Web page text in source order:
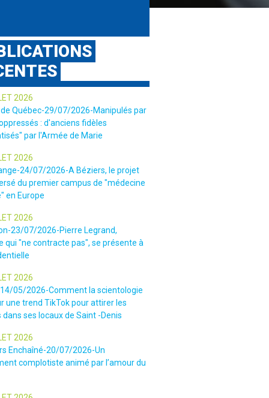
2026
Québec-29/07/2026-Manipulés par
: d'anciens fidèles
par l'Armée de Marie
2026
24/07/2026-A Béziers, le projet
du premier campus de "médecine
en Europe
2026
23/07/2026-Pierre Legrand,
qui "ne contracte pas", se présente à
2026
05/2026-Comment la scientologie
une trend TikTok pour attirer les
ses locaux de Saint -Denis
2026
Enchaîné-20/07/2026-Un
complotiste animé par l’amour du